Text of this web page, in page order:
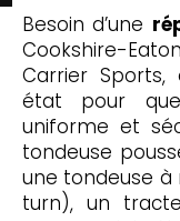
Besoin d’une
Cookshire-
Carrier
état pour
uniforme et
tondeuse
une tondeuse
turn), un